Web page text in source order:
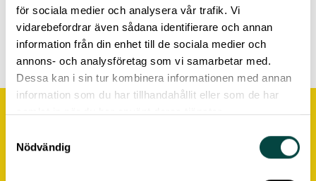
för sociala medier och analysera vår trafik. Vi
vidarebefordrar även sådana identifierare och annan
information från din enhet till de sociala medier och
annons- och analysföretag som vi samarbetar med.
Dessa kan i sin tur kombinera informationen med annan
information som du har tillhandahållit eller som de har
samlat in när du har använt deras tjänster.
Nödvändig
Fill out my